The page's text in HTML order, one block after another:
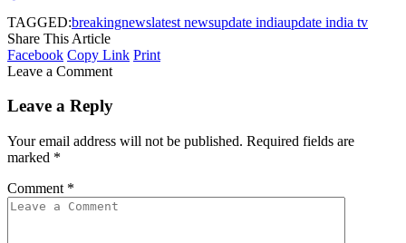
TAGGED:breakingnewslatest newsupdate indiaupdate india tv
Share This Article
Facebook Copy Link Print
Leave a Comment
Leave a Reply
Your email address will not be published. Required fields are
marked *
Comment *